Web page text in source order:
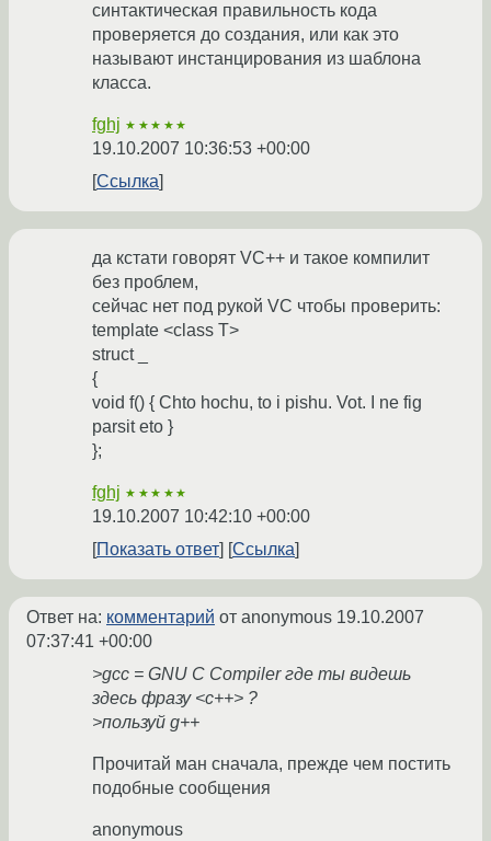
синтактическая правильность кода
проверяется до создания, или как это
называют инстанцирования из шаблона
класса.
fghj ★★★★★
19.10.2007 10:36:53 +00:00
Ссылка
да кстати говорят VC++ и такое компилит
без проблем,
сейчас нет под рукой VC чтобы проверить:
template <class T>
struct _
{
void f() { Chto hochu, to i pishu. Vot. I ne fig
parsit eto }
};
fghj ★★★★★
19.10.2007 10:42:10 +00:00
Показать ответ
Ссылка
Ответ на: комментарий от anonymous 19.10.2007
07:37:41 +00:00
>gcc = GNU C Compiler где ты видешь
здесь фразу <с++> ?
>пользуй g++
Прочитай ман сначала, прежде чем постить
подобные сообщения
anonymous